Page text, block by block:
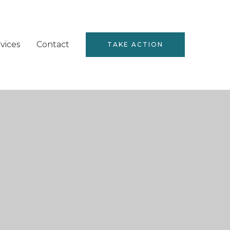
Contact TAKE ACTION